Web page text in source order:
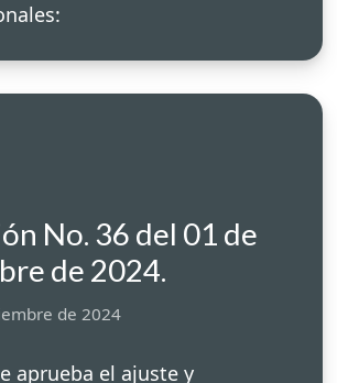
No. 36 del 01 de
de 2024.
de 2024
aprueba el ajuste y